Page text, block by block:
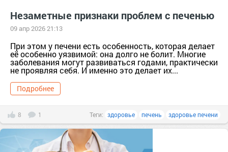
Незаметные признаки проблем с печенью
09 апр 2026 21:13
При этом у печени есть особенность, которая делает
её особенно уязвимой: она долго не болит. Многие
заболевания могут развиваться годами, практически
не проявляя себя. И именно это делает их...
Подробнее
8 1 Теги: здоровье печень здоровье печени